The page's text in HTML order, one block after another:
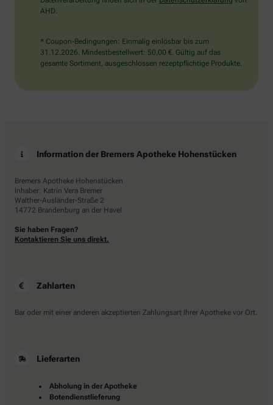
AHD.
* Coupon-Bedingungen: Einmalig einlösbar bis zum
31.12.2026. Mindestbestellwert: 50,00 €. Gültig auf das
gesamte Sortiment, ausgeschlossen rezeptpflichtige Produkte.
Information der Bremers Apotheke Hohenstücken
Bremers Apotheke Hohenstücken
Inhaber: Katrin Vera Bremer
Walther-Ausländer-Straße 2
14772 Brandenburg an der Havel
Sie haben Fragen?
Kontaktieren Sie uns direkt.
Zahlarten
Bar oder mit einer anderen akzeptierten Zahlungsart Ihrer Apotheke vor Ort.
Lieferarten
Abholung in der Apotheke
Botendienstlieferung